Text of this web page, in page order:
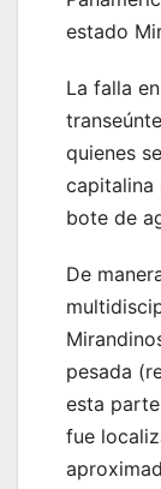
estado
La falla
quienes
capitalina
bote de
De
pesada
esta
fue